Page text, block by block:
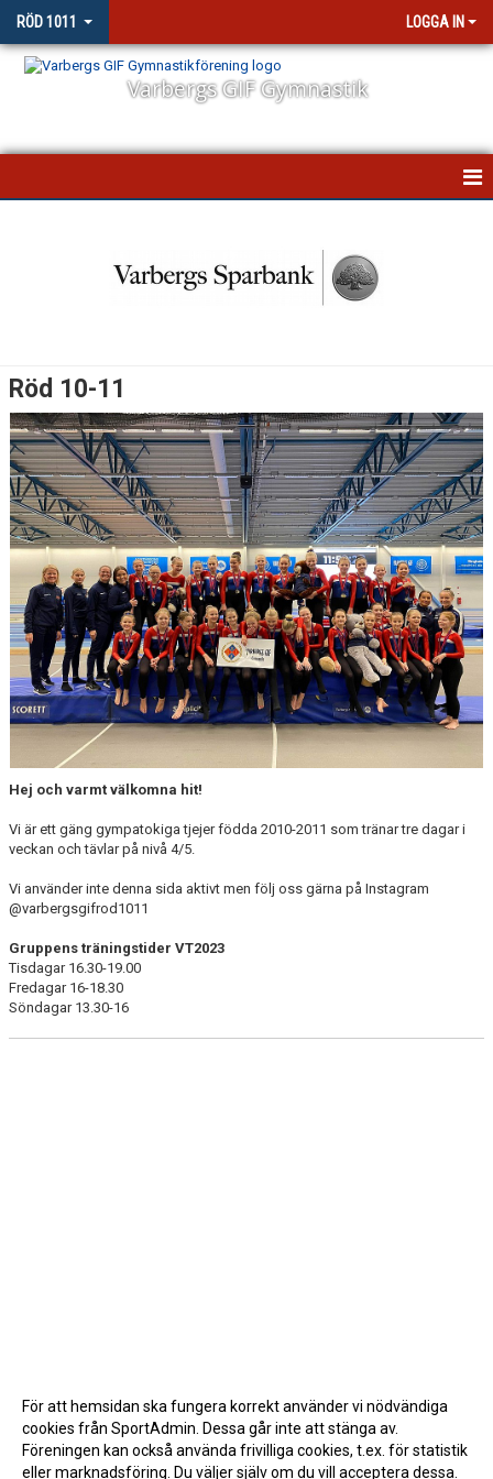
RÖD 1011 LOGGA IN
Varbergs GIF Gymnastik
UPPVISNING OCH TÄVLING
DOKUMENT
TRÄNINGSREGLER
KONTAKT
Röd 10-11
Hej och varmt välkomna hit!
Vi är ett gäng gympatokiga tjejer födda 2010-2011 som tränar tre dagar i
veckan och tävlar på nivå 4/5.
Vi använder inte denna sida aktivt men följ oss gärna på Instagram
@varbergsgifrod1011
Gruppens träningstider VT2023
Tisdagar 16.30-19.00
Fredagar 16-18.30
Söndagar 13.30-16
För att hemsidan ska fungera korrekt använder vi nödvändiga
cookies från SportAdmin. Dessa går inte att stänga av.
Föreningen kan också använda frivilliga cookies, t.ex. för statistik
eller marknadsföring. Du väljer själv om du vill acceptera dessa.